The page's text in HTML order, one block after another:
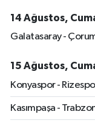
14 Ağustos,
Galatasaray -
15 Ağustos,
Konyaspor -
Kasımpaşa -